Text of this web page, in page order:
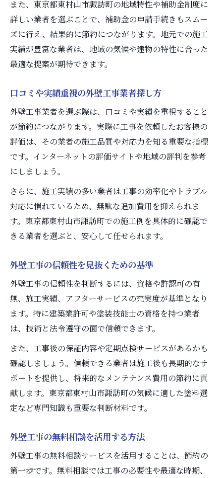
また、東京都東村山市諏訪町の地域特性や補助金制度に
詳しい業者を選ぶことで、補助金の申請手続きもスムー
ズに行え、結果的に節約につながります。地元での施工
実績が豊富な業者は、地域の気候や建物の特性に合った
最適な提案が期待できます。
口コミや実績重視の外壁工事業者探し方
外壁工事業者を選ぶ際は、口コミや実績を重視すること
が節約につながります。実際に工事を依頼したお客様の
評価は、その業者の施工品質や対応力を知る重要な指標
です。インターネットの評価サイトや地域の評判を参考
にしましょう。
さらに、施工実績の多い業者は工事の効率化やトラブル
対応に慣れているため、無駄な追加費用を抑えられま
す。東京都東村山市諏訪町での施工例を具体的に確認で
きる業者を選ぶと、安心して任せられます。
外壁工事の信頼性を見抜くための基準
外壁工事の信頼性を判断するには、資格や許認可の有
無、施工実績、アフターサービスの充実度が基準となり
ます。特に建築業許可や塗装技能士の資格を持つ業者
は、技術と法令遵守の面で信頼できます。
また、工事後の保証内容や定期点検サービスがあるかも
確認しましょう。信頼できる業者は施工後も長期的なサ
ポートを提供し、将来的なメンテナンス費用の節約に貢
献します。東京都東村山市諏訪町の気候に適した塗料選
定など専門知識も重要な判断材料です。
外壁工事の無料相談を活用する方法
外壁工事の無料相談サービスを活用することは、節約の
第一歩です。無料相談では工事の必要性や最適な時期、